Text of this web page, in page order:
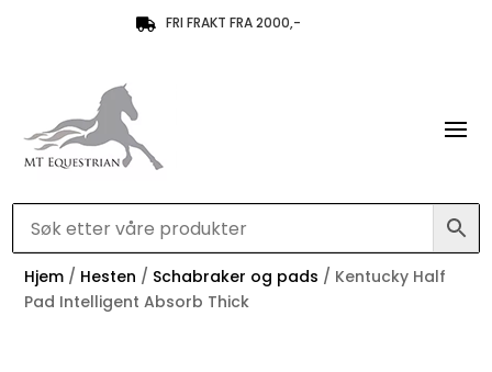
 FRI FRAKT FRA 2000,-
Hjem / Hesten / Schabraker og pads / Kentucky Half
Pad Intelligent Absorb Thick